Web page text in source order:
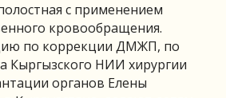
с применением
кровообращения.
по коррекции ДМЖП, по
Кыргызского НИИ хирургии
органов Елены